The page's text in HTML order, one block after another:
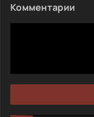
Комментарии